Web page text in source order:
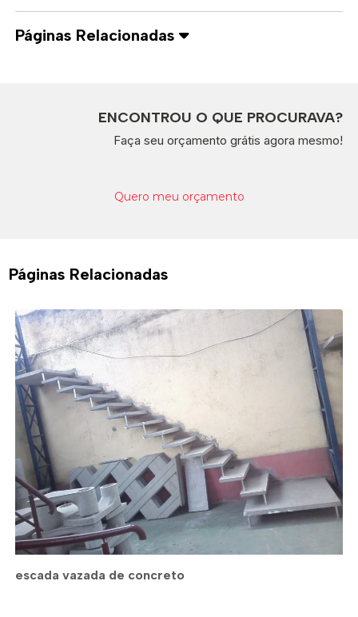
Páginas Relacionadas
ENCONTROU O QUE PROCURAVA?
Faça seu orçamento grátis agora mesmo!
Quero meu orçamento
Páginas Relacionadas
escada vazada de concreto